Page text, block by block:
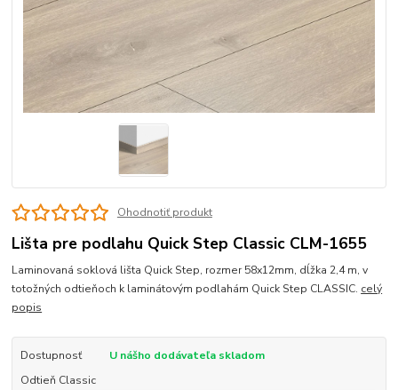
Ohodnotiť produkt
Lišta pre podlahu Quick Step Classic CLM-1655
Laminovaná soklová lišta Quick Step, rozmer 58x12mm, dĺžka 2,4 m, v
totožných odtieňoch k laminátovým podlahám Quick Step CLASSIC. celý
popis
Dostupnosť
U nášho dodávateľa skladom
Odtieň Classic